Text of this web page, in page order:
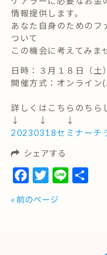
情報提供します。
あなた自身のためのフ
ついて
この機会に考えてみま
日時：３月１８日（
開催方式：オンライン
詳しくはこちらのちら
↓ ↓ ↓
20230318セミナーチ
シェアする
Facebook
Twitter
Line
« 前のページ